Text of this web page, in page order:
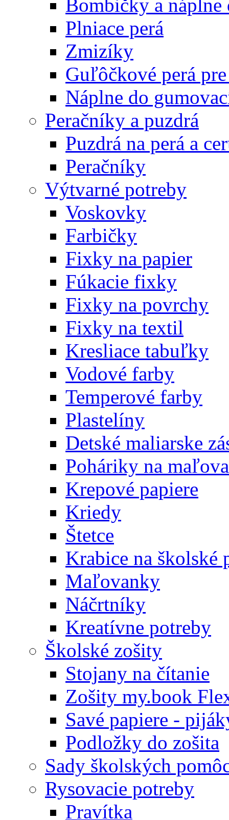
Bombičky a náplne
Plniace perá
Zmizíky
Guľôčkové perá
Náplne do
Peračníky a puzdrá
Puzdrá na perá a
Peračníky
Výtvarné potreby
Voskovky
Farbičky
Fixky na papier
Fúkacie fixky
Fixky na povrchy
Fixky na textil
Kresliace tabuľky
Vodové farby
Temperové farby
Plastelíny
Detské maliarske
Poháriky na
Krepové papiere
Kriedy
Štetce
Krabice na školské
Maľovanky
Náčrtníky
Kreatívne potreby
Školské zošity
Stojany na čítanie
Zošity my.book
Savé papiere -
Podložky do zošita
Sady školských
Rysovacie potreby
Pravítka